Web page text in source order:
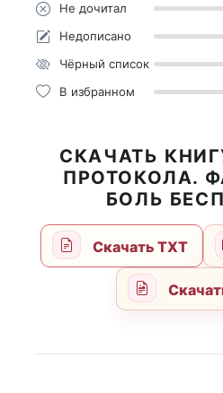
Не дочитал
Недописано
Чёрный список
В избранном
СКАЧАТЬ
ПРОТОКОЛА.
БОЛЬ
Скачать TXT